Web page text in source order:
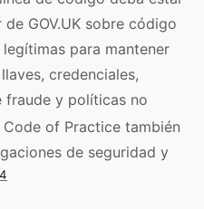
GOV.UK sobre código
para mantener
credenciales,
fraude y políticas no
Code of Practice también
de seguridad y
4